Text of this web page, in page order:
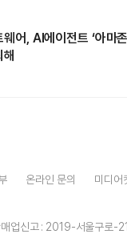
웨어, AI에이전트 ‘아마
해
온라인 문의 미디어
매업신고 : 2019-서울구로-